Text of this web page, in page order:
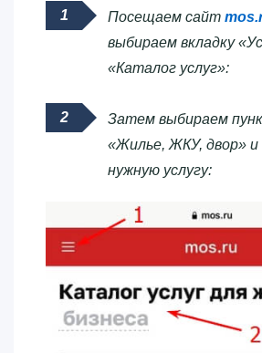
Посещаем сайт
выбираем вкладку
«Каталог услуг»:
Затем выбираем
«Жилье, ЖКУ, двор» и
нужную услугу: